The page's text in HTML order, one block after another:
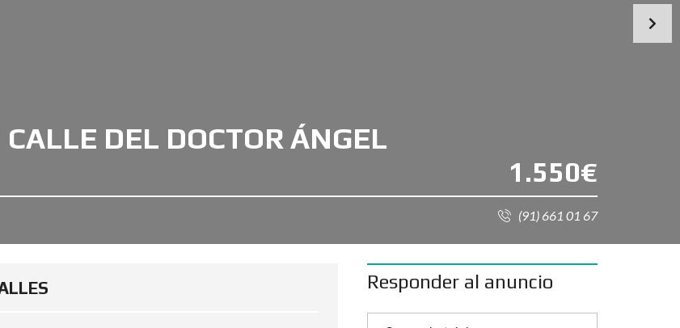
DEL DOCTOR ÁNGEL
1.550€
(91) 661 01 67
Responder al anuncio